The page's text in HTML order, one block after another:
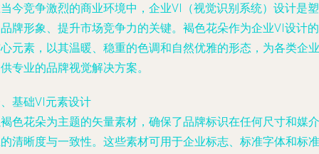
今竞争激烈的商业环境中，企业VI（视觉识别系统）设计是塑
牌形象、提升市场竞争力的关键。褐色花朵作为企业VI设计的
元素，以其温暖、稳重的色调和自然优雅的形态，为各类企业
专业的品牌视觉解决方案。
基础VI元素设计
色花朵为主题的矢量素材，确保了品牌标识在任何尺寸和媒介
清晰度与一致性。这些素材可用于企业标志、标准字体和标准